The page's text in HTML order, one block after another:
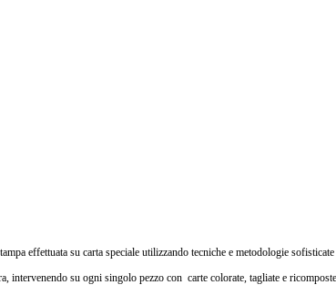
effettuata su carta speciale utilizzando tecniche e metodologie
intervenendo su ogni singolo pezzo con carte colorate, tagliate e